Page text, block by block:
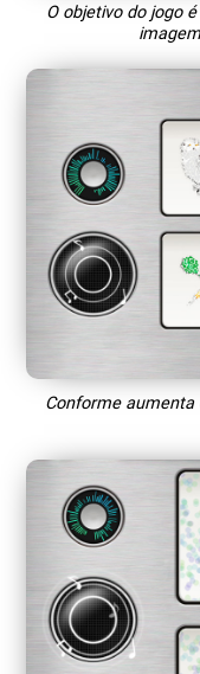
O objetivo do jogo
Conforme aumenta